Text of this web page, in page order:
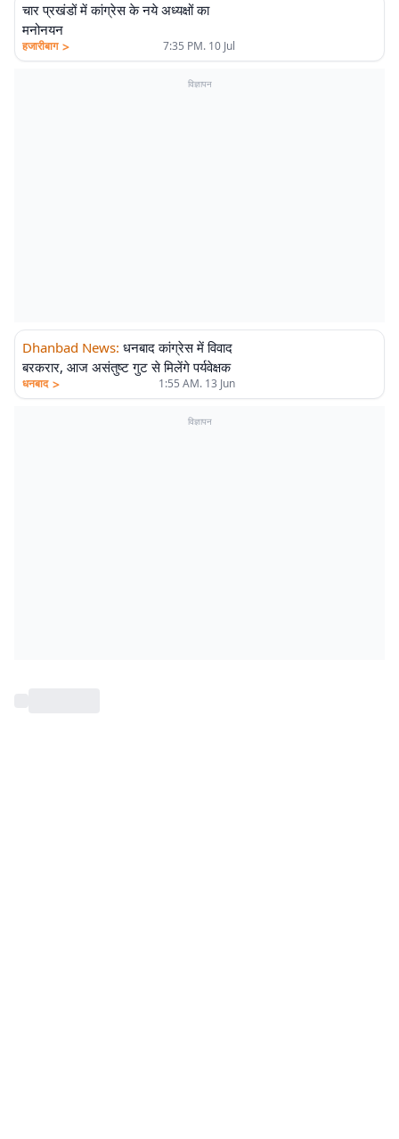
चार प्रखंडों में कांग्रेस के नये अध्यक्षों का
मनोनयन
हजारीबाग > 7:35 PM. 10 Jul
विज्ञापन
Dhanbad News: धनबाद कांग्रेस में विवाद
बरकरार, आज असंतुष्ट गुट से मिलेंगे पर्यवेक्षक
धनबाद > 1:55 AM. 13 Jun
विज्ञापन